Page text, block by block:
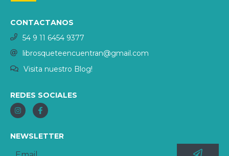
CONTACTANOS
54 9 11 6454 9377
librosqueteencuentran@gmail.com
Visita nuestro Blog!
REDES SOCIALES
NEWSLETTER